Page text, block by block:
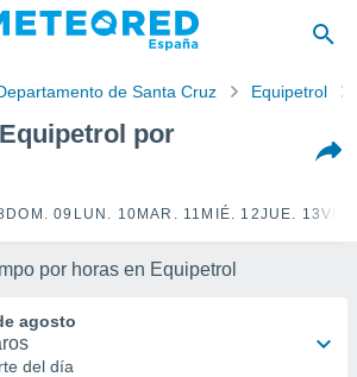
de Santa Cruz Equipetrol
por
DOM. 09 LUN. 10 MAR. 11 MIÉ. 12JUE. 13VIE.
por horas en Equipetrol
agosto
del día